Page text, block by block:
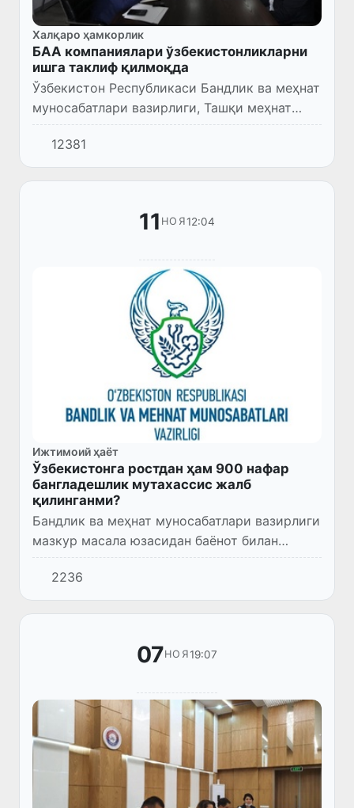
Халқаро ҳамкорлик
БАА компаниялари ўзбекистонликларни
ишга таклиф қилмоқда
Ўзбекистон Республикаси Бандлик ва меҳнат
муносабатлари вазирлиги, Ташқи меҳнат
миграцияси агентлиги масъуллари
Бирлашган Араб Амирликларининг «Saned»,
«AS Unique Human Resourses»,...
12381
11 НОЯ12:04
Ижтимоий ҳаёт
Ўзбекистонга ростдан ҳам 900 нафар
бангладешлик мутахассис жалб
қилинганми?
Бандлик ва меҳнат муносабатлари вазирлиги
мазкур масала юзасидан баёнот билан
чиқди.
2236
07НОЯ19:07